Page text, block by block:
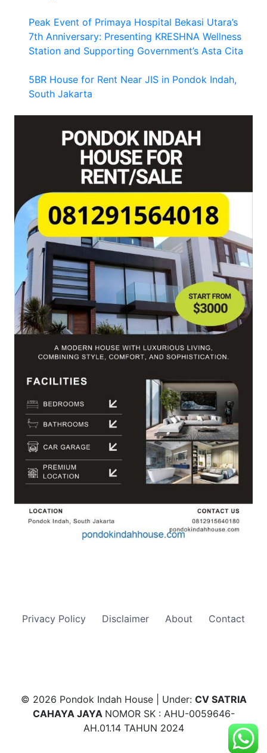
Peak Event of Primaya Hospital Bekasi Utara’s
7th Anniversary: Presenting KRESHNA Wellness
Station and Supporting Government’s Asta Cita
5BR House for Rent Near JIS in Pondok Indah,
South Jakarta
Privacy Policy Disclaimer About Contact
© 2026 Pondok Indah House | Under: CV SATRIA
CAHAYA JAYA NOMOR SK : AHU-0059646-
AH.01.14 TAHUN 2024